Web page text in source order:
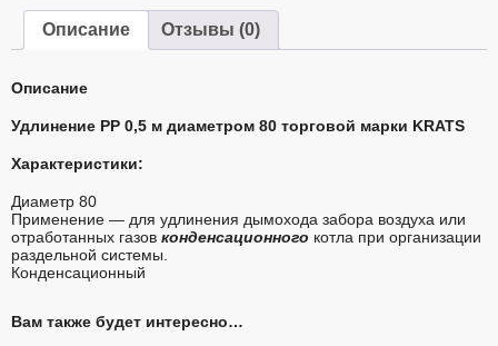
Описание Отзывы (0)
Описание
Удлинение PP 0,5 м диаметром 80 торговой марки KRATS
Характеристики:
Диаметр 80
Применение — для удлинения дымохода забора воздуха или
отработанных газов конденсационного котла при организации
раздельной системы.
Конденсационный
Вам также будет интересно…